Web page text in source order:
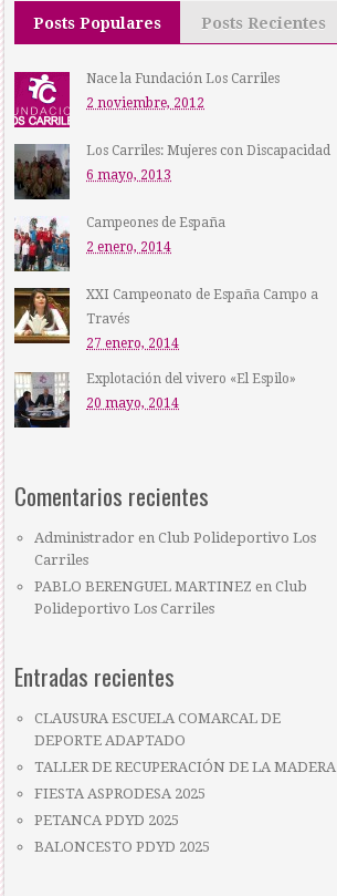
Posts Populares Posts Recientes
Nace la Fundación Los Carriles
2 noviembre, 2012
Los Carriles: Mujeres con Discapacidad
6 mayo, 2013
Campeones de España
2 enero, 2014
XXI Campeonato de España Campo a
Través
27 enero, 2014
Explotación del vivero «El Espilo»
20 mayo, 2014
Comentarios recientes
Administrador en Club Polideportivo Los
Carriles
PABLO BERENGUEL MARTINEZ en Club
Polideportivo Los Carriles
Entradas recientes
CLAUSURA ESCUELA COMARCAL DE
DEPORTE ADAPTADO
TALLER DE RECUPERACIÓN DE LA MADERA
FIESTA ASPRODESA 2025
PETANCA PDYD 2025
BALONCESTO PDYD 2025